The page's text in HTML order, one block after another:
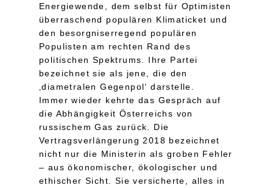
Energiewende, dem selbst für Optimisten
überraschend populären Klimaticket und
den besorgniserregend populären
Populisten am rechten Rand des
politischen Spektrums. Ihre Partei
bezeichnet sie als jene, die den
‚diametralen Gegenpol‘ darstelle.
Immer wieder kehrte das Gespräch auf
die Abhängigkeit Österreichs von
russischem Gas zurück. Die
Vertragsverlängerung 2018 bezeichnet
nicht nur die Ministerin als groben Fehler
– aus ökonomischer, ökologischer und
ethischer Sicht. Sie versicherte, alles in